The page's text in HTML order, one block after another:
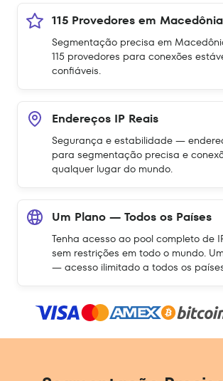
115 Provedores em Macedônia
Segmentação precisa em
115 provedores para conexões
confiáveis.
Endereços IP Reais
Segurança e estabilidade —
para segmentação precisa e
qualquer lugar do mundo.
Um Plano — Todos os Países
Tenha acesso ao pool completo de
sem restrições em todo o mundo.
— acesso ilimitado a todos os